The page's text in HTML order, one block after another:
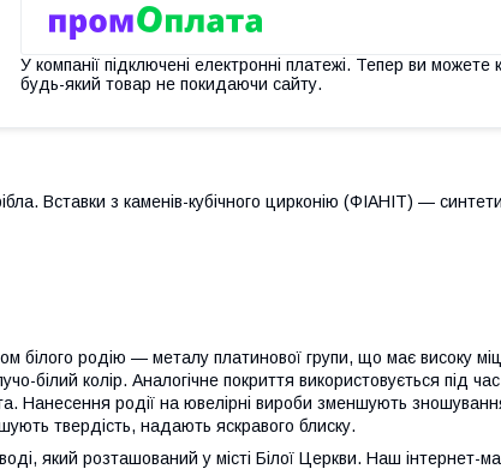
У компанії підключені електронні платежі. Тепер ви можете
будь-який товар не покидаючи сайту.
Вставки з каменів-кубічного цирконію (ФІАНІТ) —
білого родію — металу платинової групи, що має високу
білий колір. Аналогічне покриття використовується під час
Нанесення родії на ювелірні вироби зменшують
твердість, надають яскравого блиску.
який розташований у місті Білої Церкви. Наш інтернет-